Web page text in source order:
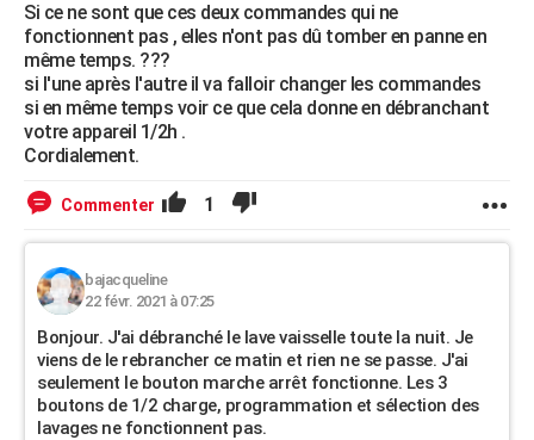
S'inscrire
Se connecter
Lycées
Collèges
Primaires
Universités
Entreprises
Service militaire
Avis de recherche
AVIS DE DÉCÈS
FORUM
Bricolage
Lifestyle
Culture
Sport
Auto
Television
Voyage
Cinema
Si ce ne sont que ces deux commandes qui ne
fonctionnent pas , elles n'ont pas dû tomber en panne en
même temps. ???
si l'une après l'autre il va falloir changer les commandes
si en même temps voir ce que cela donne en débranchant
votre appareil 1/2h .
Cordialement.
Commenter 1
bajacqueline
22 févr. 2021 à 07:25
Bonjour. J'ai débranché le lave vaisselle toute la nuit. Je
viens de le rebrancher ce matin et rien ne se passe. J'ai
seulement le bouton marche arrêt fonctionne. Les 3
boutons de 1/2 charge, programmation et sélection des
lavages ne fonctionnent pas.